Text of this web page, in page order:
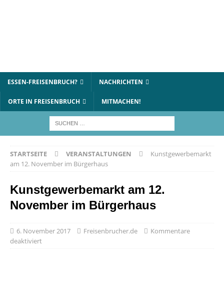
ESSEN-FREISENBRUCH? NACHRICHTEN
ORTE IN FREISENBRUCH MITMACHEN!
STARTSEITE VERANSTALTUNGEN
Kunstgewerbemarkt
am 12. November im Bürgerhaus
Kunstgewerbemarkt am 12.
November im Bürgerhaus
6. November 2017 Freisenbrucher.de
Kommentare
deaktiviert